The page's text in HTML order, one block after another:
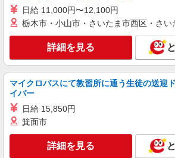
株式会社アスカ 東京支店（jb632119）
私立認可保育園の保育士
時給 1,700円 〜 1,800
力により考慮 賞与あり 交
■大山西町保育園（私
橋区大山西町２１－２
アルバイト
株式会社アスカ 東京支店（jb631608）
私立認可保育園の保育士
日給 11,000円〜12,100円
栃木市・小山市・さいたま市西区・さ
詳細を見る
マイクロバスにて教習所に通う生徒の送迎
イバー
日給 15,850円
箕面市
詳細を見る